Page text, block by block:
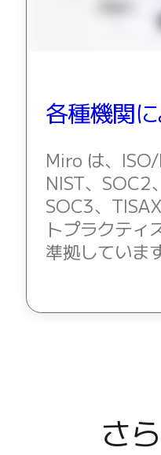
各種機関
Miro は、ISO/
NIST、SOC2
SOC3、
トプラクティ
準拠していま
さ